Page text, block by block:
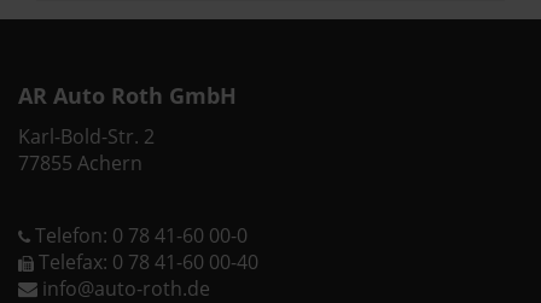
AR Auto Roth GmbH
Karl-Bold-Str. 2
77855 Achern
Telefon: 0 78 41-60 00-0
Telefax: 0 78 41-60 00-40
info@auto-roth.de